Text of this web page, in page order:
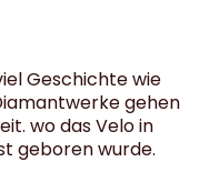
Geschichte wie
gehen
wo das Velo in
geboren wurde.